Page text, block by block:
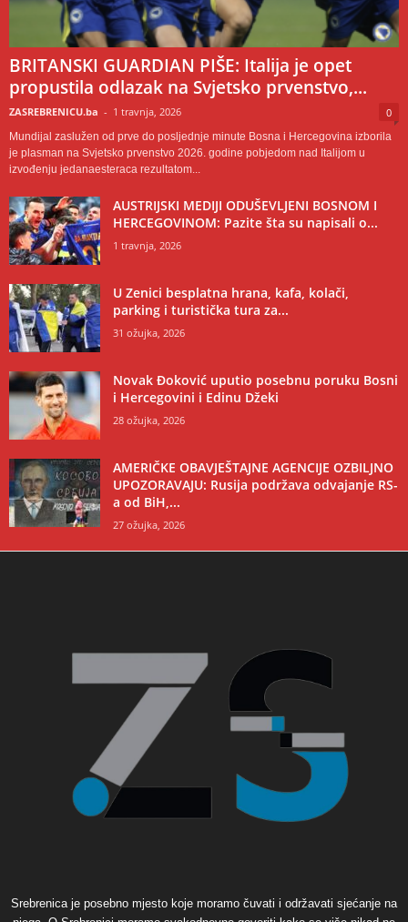
BRITANSKI GUARDIAN PIŠE: Italija je opet
propustila odlazak na Svjetsko prvenstvo,...
ZASREBRENICU.ba - 1 travnja, 2026 0
Mundijal zaslužen od prve do posljednje minute Bosna i Hercegovina izborila
je plasman na Svjetsko prvenstvo 2026. godine pobjedom nad Italijom u
izvođenju jedanaesteraca rezultatom...
AUSTRIJSKI MEDIJI ODUŠEVLJENI BOSNOM I
HERCEGOVINOM: Pazite šta su napisali o...
1 travnja, 2026
U Zenici besplatna hrana, kafa, kolači,
parking i turistička tura za...
31 ožujka, 2026
Novak Đoković uputio posebnu poruku Bosni
i Hercegovini i Edinu Džeki
28 ožujka, 2026
AMERIČKE OBAVJEŠTAJNE AGENCIJE OZBILJNO
UPOZORAVAJU: Rusija podržava odvajanje RS-
a od BiH,...
27 ožujka, 2026
Srebrenica je posebno mjesto koje moramo čuvati i održavati sjećanje na